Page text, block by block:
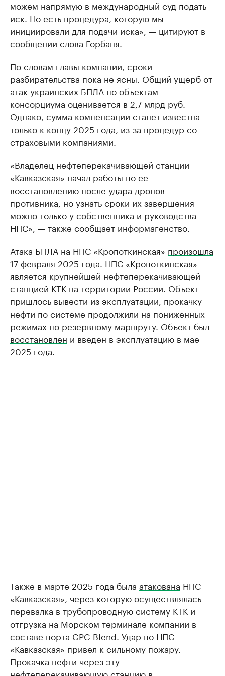
можем напрямую в международный суд подать
иск. Но есть процедура, которую мы
инициировали для подачи иска», — цитируют в
сообщении слова Горбаня.
По словам главы компании, сроки
разбирательства пока не ясны. Общий ущерб от
атак украинских БПЛА по объектам
консорциума оценивается в 2,7 млрд руб.
Однако, сумма компенсации станет известна
только к концу 2025 года, из-за процедур со
страховыми компаниями.
«Владелец нефтеперекачивающей станции
«Кавказская» начал работы по ее
восстановлению после удара дронов
противника, но узнать сроки их завершения
можно только у собственника и руководства
НПС», — также сообщает информагенство.
Атака БПЛА на НПС «Кропоткинская» произошла
17 февраля 2025 года. НПС «Кропоткинская»
является крупнейшей нефтеперекачивающей
станцией КТК на территории России. Объект
пришлось вывести из эксплуатации, прокачку
нефти по системе продолжили на пониженных
режимах по резервному маршруту. Объект был
восстановлен и введен в эксплуатацию в мае
2025 года.
Также в марте 2025 года была атакована НПС
«Кавказская», через которую осуществлялась
перевалка в трубопроводную систему КТК и
отгрузка на Морском терминале компании в
составе порта CPC Blend. Удар по НПС
«Кавказская» привел к сильному пожару.
Прокачка нефти через эту